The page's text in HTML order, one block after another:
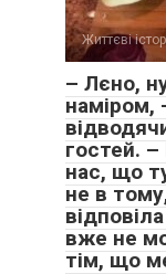
Життєві
– Лєно,
наміром,
гостей.
нас, що
не в
вже не
тім, що